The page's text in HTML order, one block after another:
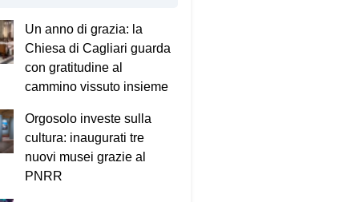
Un anno di grazia: la
Chiesa di Cagliari guarda
con gratitudine al
cammino vissuto insieme
Orgosolo investe sulla
cultura: inaugurati tre
nuovi musei grazie al
PNRR